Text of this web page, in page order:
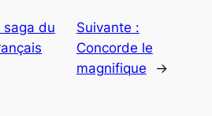
saga du
Suivante :
Concorde le
magnifique
→